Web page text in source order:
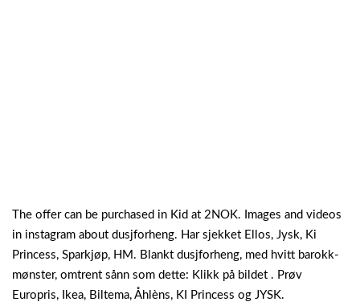
The offer can be purchased in Kid at 2NOK. Images and videos
in instagram about dusjforheng. Har sjekket Ellos, Jysk, Ki
Princess, Sparkjøp, HM. Blankt dusjforheng, med hvitt barokk-
mønster, omtrent sånn som dette: Klikk på bildet . Prøv
Europris, Ikea, Biltema, Åhlèns, KI Princess og JYSK.